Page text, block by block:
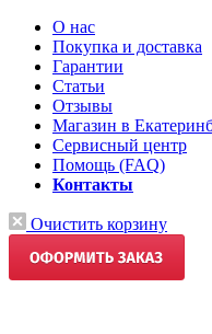
О нас
Покупка и доставка
Гарантии
Статьи
Отзывы
Магазин в
Сервисный центр
Помощь (FAQ)
Контакты
Очистить корзину